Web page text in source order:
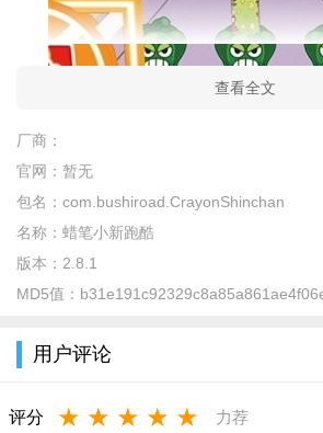
查看全文
厂商：
官网： 暂无
包名： com.bushiroad.CrayonShinchan
名称： 蜡笔小新跑酷
版本： 2.8.1
MD5值：
用户评论
评分 ★ ★ ★ ★ ★ 力荐